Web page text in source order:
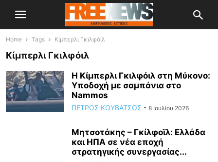
Home Tags Κίμπερλι Γκιλφόιλ
Κίμπερλι Γκιλφόιλ
Η Κίμπερλι Γκιλφόιλ στη Μύκονο:
Υποδοχή με σαμπάνια στο
Nammos
ΠΕΤΡΟΣ ΚΟΥΒΑΤΣΟΣ - 8 Ιουλίου 2026
Μητσοτάκης – Γκίλφοϊλ: Ελλάδα
και ΗΠΑ σε νέα εποχή
στρατηγικής συνεργασίας...